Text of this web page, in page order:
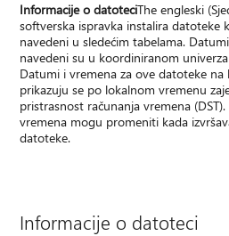
Informacije o datoteciThe engleski
softverska ispravka instalira datoteke
navedeni u sledećim tabelama.
navedeni su u koordiniranom
Datumi i vremena za ove datoteke na
prikazuju se po lokalnom vremenu
pristrasnost računanja vremena
vremena mogu promeniti kada
datoteke.
Informacije o datoteci